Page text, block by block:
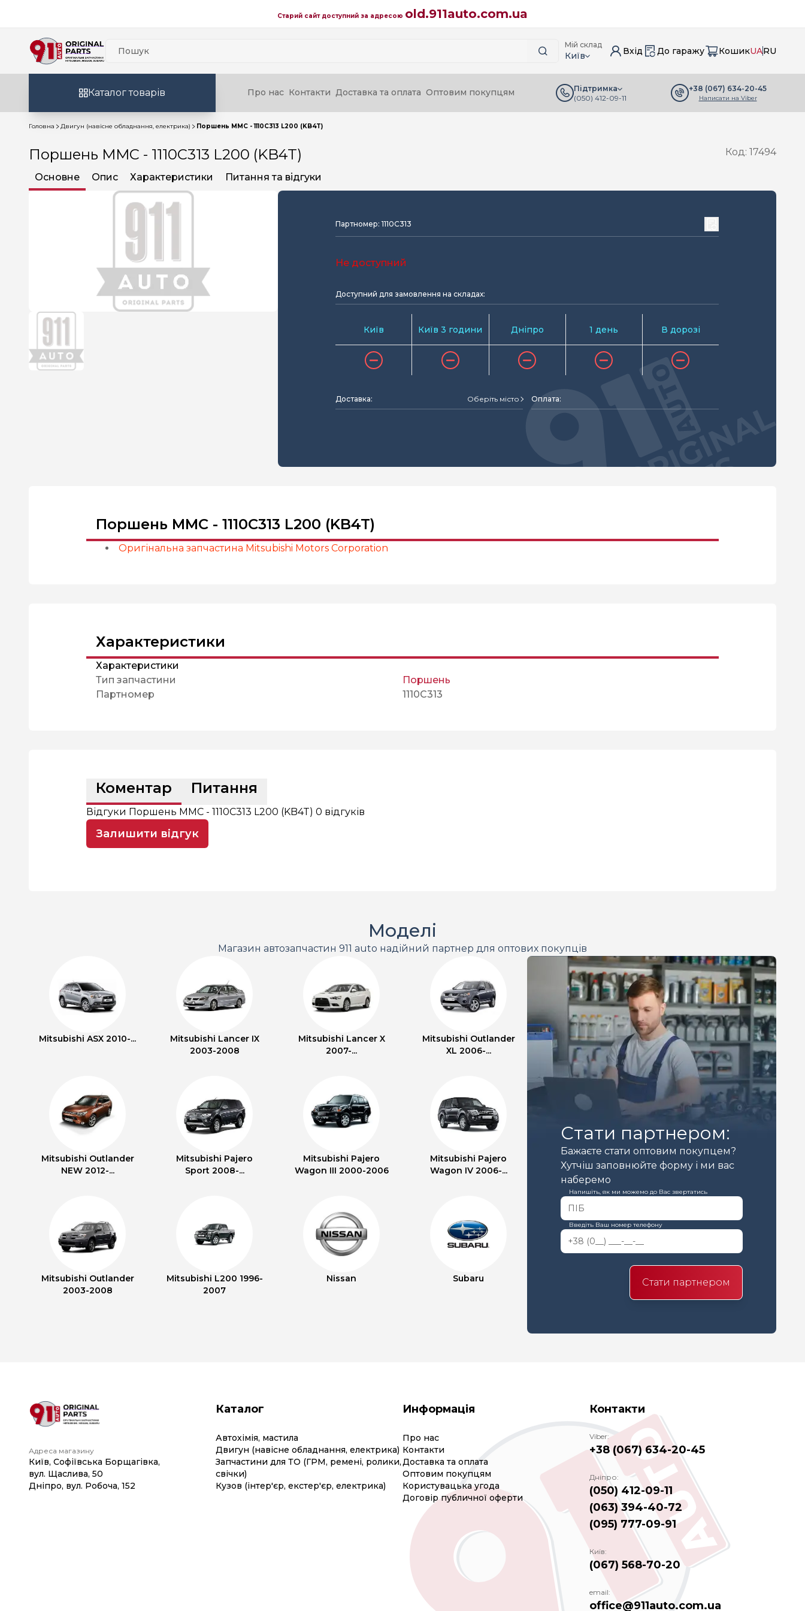
Старий сайт доступний за адресою old.911auto.com.ua
Мій склад
Київ Вхід До гаражу КошикUARU
Каталог товарів Про нас Контакти Доставка та оплата Оптовим покупцям
Підтримка
(050) 412-09-11
+38 (067) 634-20-45
Написати на Viber
Головна Двигун (навісне обладнання, електрика) Поршень MMC - 1110C313 L200 (KB4T)
Поршень MMC - 1110C313 L200 (KB4T) Код: 17494
Основне Опис Характеристики Питання та відгуки
Партномер: 1110C313
Не доступний
Доступний для замовлення на складах:
Київ Київ 3 години Дніпро 1 день В дорозі
Доставка: Оберіть місто Оплата:
Поршень MMC - 1110C313 L200 (KB4T)
Оригінальна запчастина Mitsubishi Motors Corporation
Характеристики
Характеристики
Тип запчастини
Поршень
Партномер
1110C313
Коментар Питання
Відгуки Поршень MMC - 1110C313 L200 (KB4T) 0 відгуків
Залишити відгук
Моделі
Магазин автозапчастин 911 auto надійний партнер для оптових покупців
Mitsubishi ASX 2010-...
Mitsubishi Lancer IX
2003-2008
Mitsubishi Lancer X
2007-...
Mitsubishi Outlander
XL 2006-...
Mitsubishi Outlander
NEW 2012-...
Mitsubishi Pajero
Sport 2008-...
Mitsubishi Pajero
Wagon III 2000-2006
Mitsubishi Pajero
Wagon IV 2006-...
Mitsubishi Outlander
2003-2008
Mitsubishi L200 1996-
2007
Nissan Subaru
Стати партнером:
Бажаєте стати оптовим покупцем?
Хутчіш заповнюйте форму і ми вас
наберемо
Напишіть, як ми можемо до Вас звертатись
Введіть Ваш номер телефону
Стати партнером
Адреса магазину
Київ, Софіївська Борщагівка,
вул. Щаслива, 50
Дніпро, вул. Робоча, 152
Каталог
Автохімія, мастила
Двигун (навісне обладнання, електрика)
Запчастини для ТО (ГРМ, ремені, ролики,
свічки)
Кузов (інтер'єр, екстер'єр, електрика)
Информація
Про нас
Контакти
Доставка та оплата
Оптовим покупцям
Користувацька угода
Договір публичної оферти
Контакти
Viber:
+38 (067) 634-20-45
Дніпро:
(050) 412-09-11
(063) 394-40-72
(095) 777-09-91
Київ:
(067) 568-70-20
email:
office@911auto.com.ua